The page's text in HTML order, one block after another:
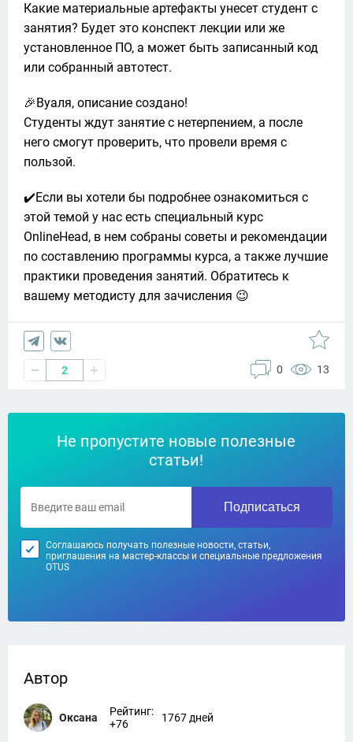
Какие материальные артефакты унесет студент с
занятия? Будет это конспект лекции или же
установленное ПО, а может быть записанный код
или собранный автотест.
🎉Вуаля, описание создано!
Студенты ждут занятие с нетерпением, а после
него смогут проверить, что провели время с
пользой.
✔️Если вы хотели бы подробнее ознакомиться с
этой темой у нас есть специальный курс
OnlineHead, в нем собраны советы и рекомендации
по составлению программы курса, а также лучшие
практики проведения занятий. Обратитесь к
вашему методисту для зачисления 😉
2 0 13
Не пропустите новые полезные
статьи!
Подписаться
Соглашаюсь получать полезные новости, статьи,
приглашения на мастер-классы и специальные предложения
OTUS
Автор
Оксана
Рейтинг:
+76
1767 дней